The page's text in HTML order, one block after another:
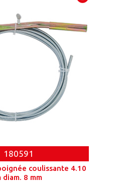
180591
coulissante 4.10
diam. 8 mm